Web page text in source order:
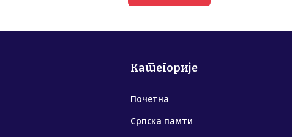
Категорије
Почетна
Српска памти